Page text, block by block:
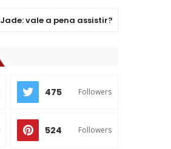
vale a pena assistir?
475 Followers
524 Followers